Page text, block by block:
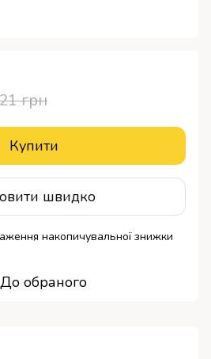
грн
Купити
швидко
накопичувальної знижки
До обраного